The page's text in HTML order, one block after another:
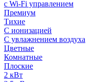
с Wi-Fi управлением
Премиум
Тихие
С ионизацией
С увлажнением воздуха
Цветные
Комнатные
Плоские
2 кВт